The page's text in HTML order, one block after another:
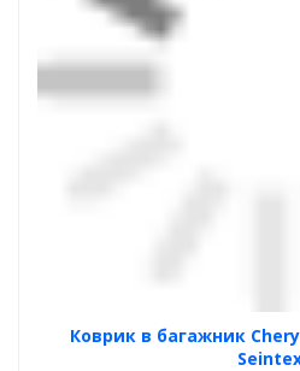
Коврик в багажник